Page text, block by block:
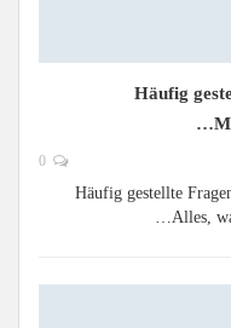
Häufig
Häufig gestellte
Alles,